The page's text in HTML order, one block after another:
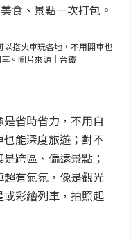
食、景點一次打包。
以搭火車玩各地，不用開車也
。圖片來源｜台鐵
是省時省力，不用自
能深度旅遊；對不
跨區、偏遠景點；
有氣氛，像是觀光
彩繪列車，拍照起